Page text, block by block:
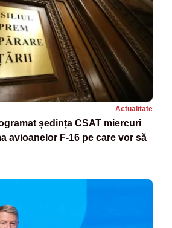
Actualitate
ședința CSAT miercuri
avioanelor F-16 pe care vor să